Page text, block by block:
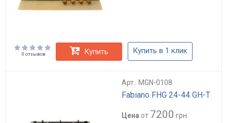
0 отзывов Купить Купить в 1 клик
Арт.: MGN-0108
Fabiano FHG 24-44 GH-T
Цена от 7200 грн.